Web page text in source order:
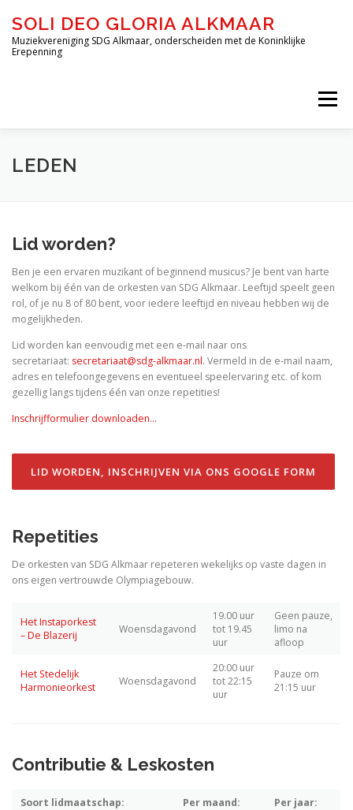
naar
inhoud
SOLI DEO GLORIA ALKMAAR
Muziekvereniging SDG Alkmaar, onderscheiden met de Koninklijke
Erepenning
Menu
HOME
INSCHRIJVEN – DE BLAZERIJ AGENDA
LEDEN
Lid worden?
Ben je een ervaren muzikant of beginnend musicus? Je bent van harte
welkom bij één van de orkesten van SDG Alkmaar. Leeftijd speelt geen
rol, of je nu 8 of 80 bent, voor iedere leeftijd en niveau hebben wij de
mogelijkheden.
Lid worden kan eenvoudig met een e-mail naar ons
secretariaat: secretariaat@sdg-alkmaar.nl. Vermeld in de e-mail naam,
adres en telefoongegevens en eventueel speelervaring etc. of kom
gezellig langs tijdens één van onze repetities!
Inschrijfformulier downloaden…
LID WORDEN, INSCHRIJVEN VIA ONS GOOGLE FORM
Repetities
De orkesten van SDG Alkmaar repeteren wekelijks op vaste dagen in
ons eigen vertrouwde Olympiagebouw.
Het Instaporkest
– De Blazerij
Woensdagavond
19.00 uur
tot 19.45
uur
Geen pauze,
limo na
afloop
Het Stedelijk
Harmonieorkest
Woensdagavond
20:00 uur
tot 22:15
uur
Pauze om
21:15 uur
Contributie & Leskosten
Soort lidmaatschap: Per maand:
Per jaar: